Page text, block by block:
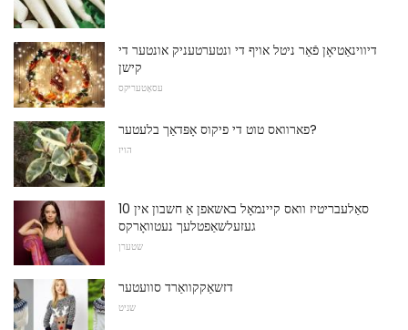
דיווינאַטיאָן פֿאַר ניטל אויף די ונטערטעניק אונטער די
קישן
עסאָטעריקס
פארוואס טוט די פיקוס אָפּדאַך בלעטער?
הויז
10 סאַלעבריטיז וואס קיינמאָל באשאפן אַ חשבון אין
געזעלשאַפטלעך נעטוואָרקס
שטערן
דזשאַקקוואַרד סוועטער
שניט